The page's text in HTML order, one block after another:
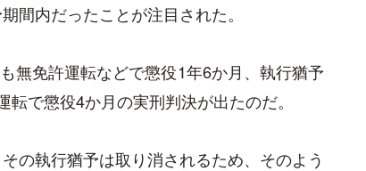
間内だったことが注目された。
無免許運転などで懲役1年6か月、執行猶予
で懲役4か月の実刑判決が出たのだ。
の執行猶予は取り消されるため、そのよう